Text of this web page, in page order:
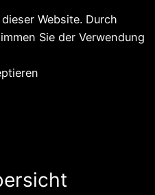
Website. Durch
Sie der Verwendung